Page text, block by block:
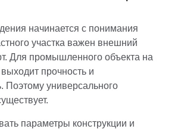
начинается с понимания
участка важен внешний
Для промышленного объекта на
прочность и
Поэтому универсального
параметры конструкции и